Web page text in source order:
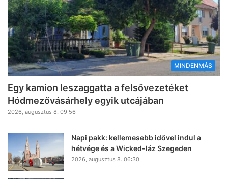
MINDENMÁS
Egy kamion leszaggatta a felsővezetéket
Hódmezővásárhely egyik utcájában
2026, augusztus 8. 09:56
Napi pakk: kellemesebb idővel indul a
hétvége és a Wicked-láz Szegeden
2026, augusztus 8. 06:30